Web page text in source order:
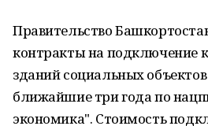
Правительство
контракты на подключение
зданий социальных
ближайшие три года по
экономика". Стоимость